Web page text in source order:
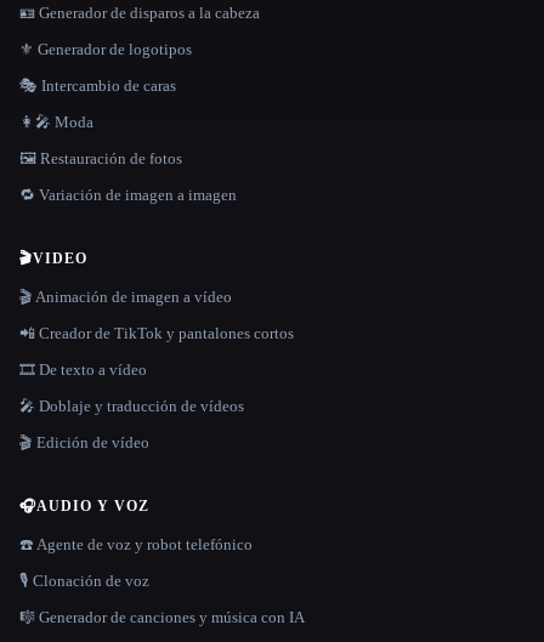
🪪 Generador de disparos a la cabeza
⚜️ Generador de logotipos
🎭 Intercambio de caras
👩‍🎤 Moda
🖼️ Restauración de fotos
🔁 Variación de imagen a imagen
🎬VIDEO
🎬 Animación de imagen a vídeo
📲 Creador de TikTok y pantalones cortos
🎞️ De texto a vídeo
🎤 Doblaje y traducción de vídeos
🎬 Edición de vídeo
🎧AUDIO Y VOZ
☎️ Agente de voz y robot telefónico
🎙️ Clonación de voz
🎼 Generador de canciones y música con IA